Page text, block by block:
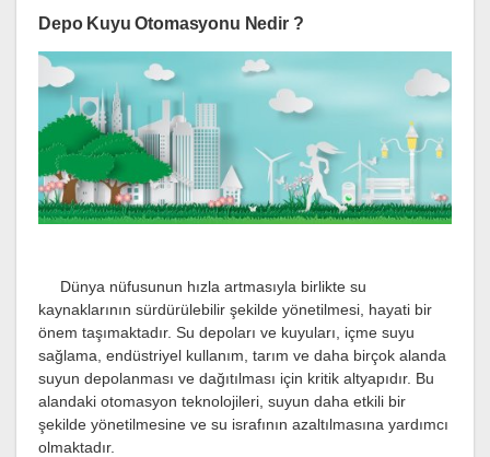
Depo Kuyu Otomasyonu Nedir ?
Dünya nüfusunun hızla artmasıyla birlikte su
kaynaklarının sürdürülebilir şekilde yönetilmesi, hayati bir
önem taşımaktadır. Su depoları ve kuyuları, içme suyu
sağlama, endüstriyel kullanım, tarım ve daha birçok alanda
suyun depolanması ve dağıtılması için kritik altyapıdır. Bu
alandaki otomasyon teknolojileri, suyun daha etkili bir
şekilde yönetilmesine ve su israfının azaltılmasına yardımcı
olmaktadır.